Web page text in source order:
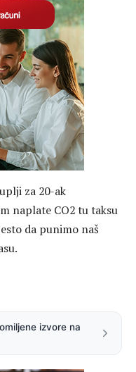
za 20-ak
naplate CO2 tu taksu
da punimo naš
izvore na